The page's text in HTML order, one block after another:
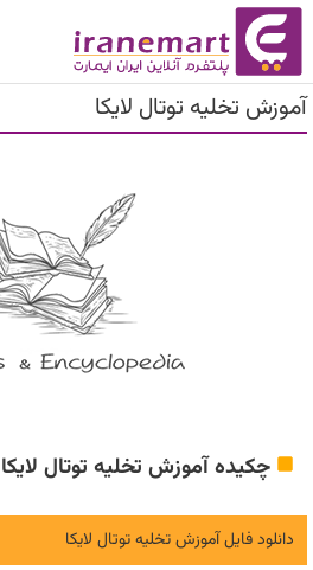
آموزش تخلیه توتال لایکا
چکیده آموزش تخلیه توتال لایکا
دانلود فایل آموزش تخلیه توتال لایکا